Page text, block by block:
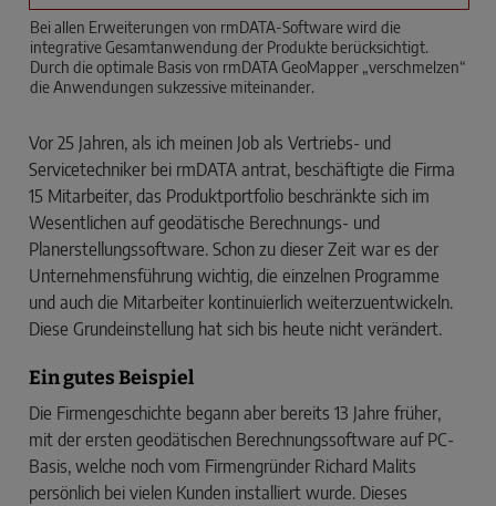
Bei allen Erweiterungen von rmDATA-Software wird die
integrative Gesamtanwendung der Produkte berücksichtigt.
Durch die optimale Basis von rmDATA GeoMapper „verschmelzen“
die Anwendungen suk­zessive miteinander.
Vor 25 Jahren, als ich meinen Job als Vertriebs- und
Servicetechniker bei rmDATA antrat, beschäftigte die Firma
15 Mitarbeiter, das Produktportfolio beschränkte sich im
Wesentlichen auf geodätische Berechnungs- und
Planerstellungssoftware. Schon zu dieser Zeit war es der
Unternehmensführung wichtig, die einzelnen Programme
und auch die Mitarbeiter kontinuierlich weiterzuentwickeln.
Diese Grundeinstellung hat sich bis heute nicht verändert.
Ein gutes Beispiel
Die Firmengeschichte begann aber bereits 13 Jahre früher,
mit der ersten geodätischen Berechnungssoftware auf PC-
Basis, welche noch vom Firmengründer Richard Malits
persönlich bei vielen Kunden installiert wurde. Dieses